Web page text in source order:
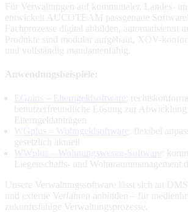
Für Verwaltungen auf kommunaler, Landes-
entwickelt AUCOTEAM passgenaue
Fachprozesse digital abbilden, automatisieren
Produkte sind modular aufgebaut, XÖV-
und vollständig mandantenfähig.
Anwendungsbeispiele:
EGplus – Elterngeldsoftware
benutzerfreundliche Lösung zur Abwicklung
Elterngeldanträgen
WGplus – Wohngeldsoftware : flexibel
gesetzlich aktuell
WWplus – Wohnungswesen-Software :
Liegenschafts- und Wohnraummanagement
Unsere Verwaltungssoftware lässt sich an
und externe Verfahren anbinden – für
zukunftsfähige Verwaltungsprozesse.